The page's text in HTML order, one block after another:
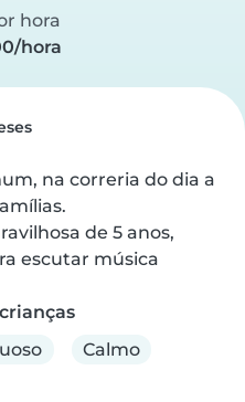
hora
hora
na correria do dia a
de 5 anos,
escutar música
Calmo